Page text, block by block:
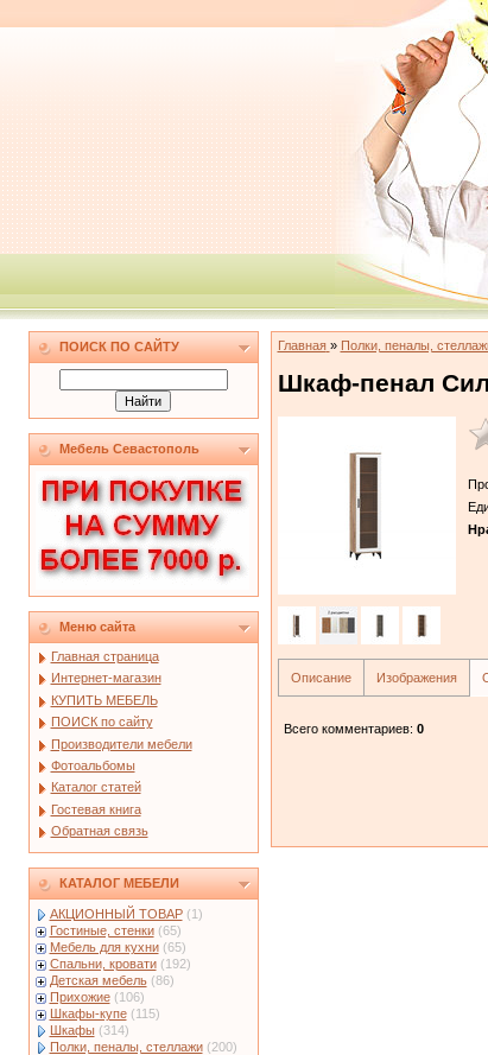
ПОИСК ПО САЙТУ
Мебель Севастополь
Меню сайта
Главная страница
Интернет-магазин
КУПИТЬ МЕБЕЛЬ
ПОИСК по сайту
Производители мебели
Фотоальбомы
Каталог статей
Гостевая книга
Обратная связь
КАТАЛОГ МЕБЕЛИ
АКЦИОННЫЙ ТОВАР (1)
Гостиные, стенки (65)
Мебель для кухни (65)
Спальни, кровати (192)
Детская мебель (86)
Прихожие (106)
Шкафы-купе (115)
Шкафы (314)
Полки, пеналы, стеллажи (200)
Главная » Полки, пеналы,
Шкаф-пенал
Описание Изображения
Всего комментариев: 0